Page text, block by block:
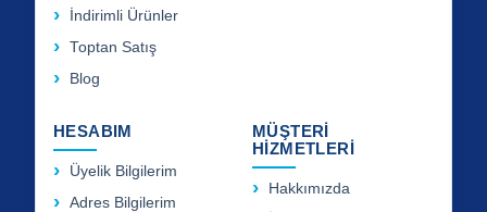
İndirimli Ürünler
Toptan Satış
Blog
HESABIM
Üyelik Bilgilerim
Adres Bilgilerim
MÜŞTERİ
HİZMETLERİ
Hakkımızda